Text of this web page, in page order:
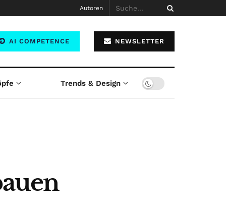
Autoren
AI COMPETENCE NEWSLETTER
Trends & Design